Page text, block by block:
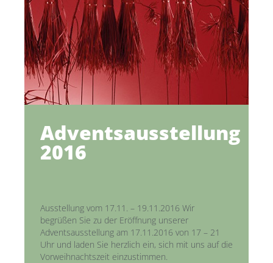
Adventsausstellung
2016
Ausstellung vom 17.11. – 19.11.2016 Wir
begrüßen Sie zu der Eröffnung unserer
Adventsausstellung am 17.11.2016 von 17 – 21
Uhr und laden Sie herzlich ein, sich mit uns auf die
Vorweihnachtszeit einzustimmen.